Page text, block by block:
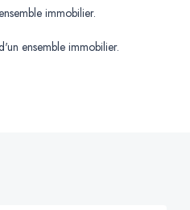
immobilier.
ensemble immobilier.